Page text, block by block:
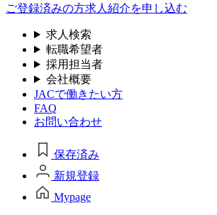
ご登録済みの方求人紹介を申し込む
求人検索
転職希望者
採用担当者
会社概要
JACで働きたい方
FAQ
お問い合わせ
保存済み
新規登録
Mypage